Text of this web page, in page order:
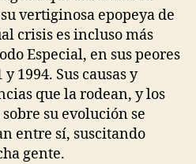
vertiginosa epopeya de
crisis es incluso más
Especial, en sus peores
1994. Sus causas y
que la rodean, y los
su evolución se
entre sí, suscitando
gente.